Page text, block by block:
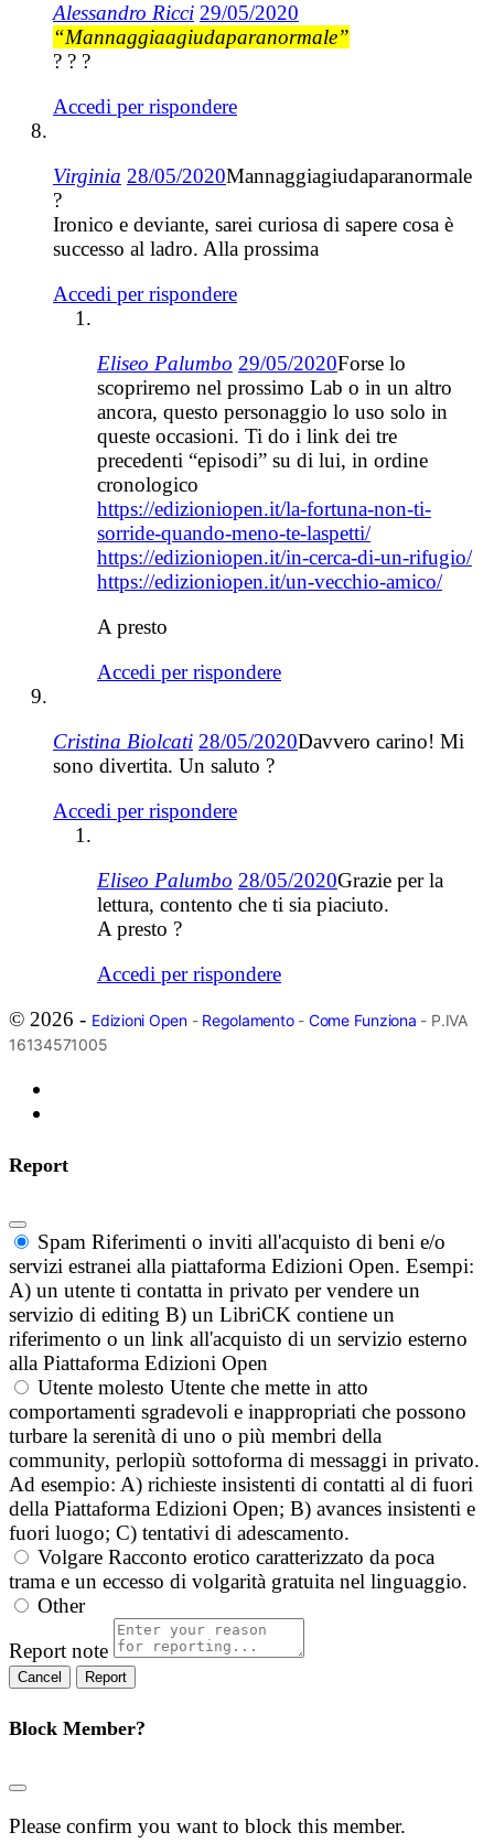
Alessandro Ricci 29/05/2020
“Mannaggiaagiudaparanormale”
? ? ?
Accedi per rispondere
Virginia 28/05/2020Mannaggiagiudaparanormale
?
Ironico e deviante, sarei curiosa di sapere cosa è
successo al ladro. Alla prossima
Accedi per rispondere
Eliseo Palumbo 29/05/2020Forse lo
scopriremo nel prossimo Lab o in un altro
ancora, questo personaggio lo uso solo in
queste occasioni. Ti do i link dei tre
precedenti “episodi” su di lui, in ordine
cronologico
https://edizioniopen.it/la-fortuna-non-ti-
sorride-quando-meno-te-laspetti/
https://edizioniopen.it/in-cerca-di-un-rifugio/
https://edizioniopen.it/un-vecchio-amico/
A presto
Accedi per rispondere
Cristina Biolcati 28/05/2020Davvero carino! Mi
sono divertita. Un saluto ?
Accedi per rispondere
Eliseo Palumbo 28/05/2020Grazie per la
lettura, contento che ti sia piaciuto.
A presto ?️
Accedi per rispondere
© 2026 - Edizioni Open- Regolamento- Come Funziona - P.IVA
16134571005
Report
Spam Riferimenti o inviti all'acquisto di beni e/o
servizi estranei alla piattaforma Edizioni Open. Esempi:
A) un utente ti contatta in privato per vendere un
servizio di editing B) un LibriCK contiene un
riferimento o un link all'acquisto di un servizio esterno
alla Piattaforma Edizioni Open
Utente molesto Utente che mette in atto
comportamenti sgradevoli e inappropriati che possono
turbare la serenità di uno o più membri della
community, perlopiù sottoforma di messaggi in privato.
Ad esempio: A) richieste insistenti di contatti al di fuori
della Piattaforma Edizioni Open; B) avances insistenti e
fuori luogo; C) tentativi di adescamento.
Volgare Racconto erotico caratterizzato da poca
trama e un eccesso di volgarità gratuita nel linguaggio.
Other
Report note
Report
Block Member?
Please confirm you want to block this member.